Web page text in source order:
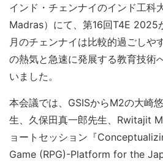
インド・チェンナイのインド工科
Madras）にて、第16回T4E 2025
月のチェンナイは比較的過ごしや
の熱気と急速に発展する教育技術
いました。
本会議では、GSISからM2の大崎
生、久保田真一郎先生、Rwitajit
ョートセッション『
Game (RPG)-Platform for the